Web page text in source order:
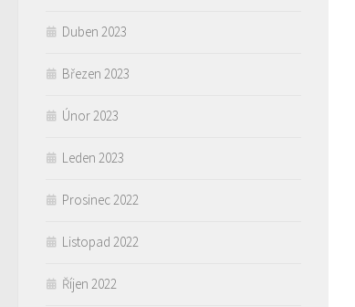
Duben 2023
Březen 2023
Únor 2023
Leden 2023
Prosinec 2022
Listopad 2022
Říjen 2022